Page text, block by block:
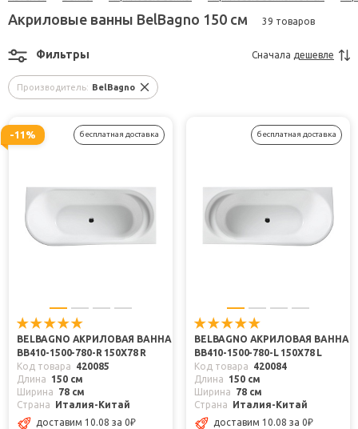
Акриловые ванны BelBagno 150 см 39 товаров
Производитель: BelBagno
Фильтры Сначала дешевле
-11% бесплатная доставка
BELBAGNO АКРИЛОВАЯ ВАННА
BB410-1500-780-R 150X78 R
Код товара
420085
Длина
150 см
Ширина
78 см
Страна
Италия-Китай
доставим 10.08 за 0₽
бесплатная доставка
BELBAGNO АКРИЛОВАЯ ВАННА
BB410-1500-780-L 150X78 L
Код товара
420084
Длина
150 см
Ширина
78 см
Страна
Италия-Китай
доставим 10.08 за 0₽